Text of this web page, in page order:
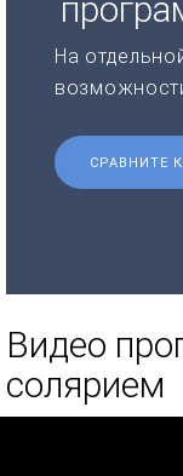
На
СРАВНИТЕ
Видео
солярием